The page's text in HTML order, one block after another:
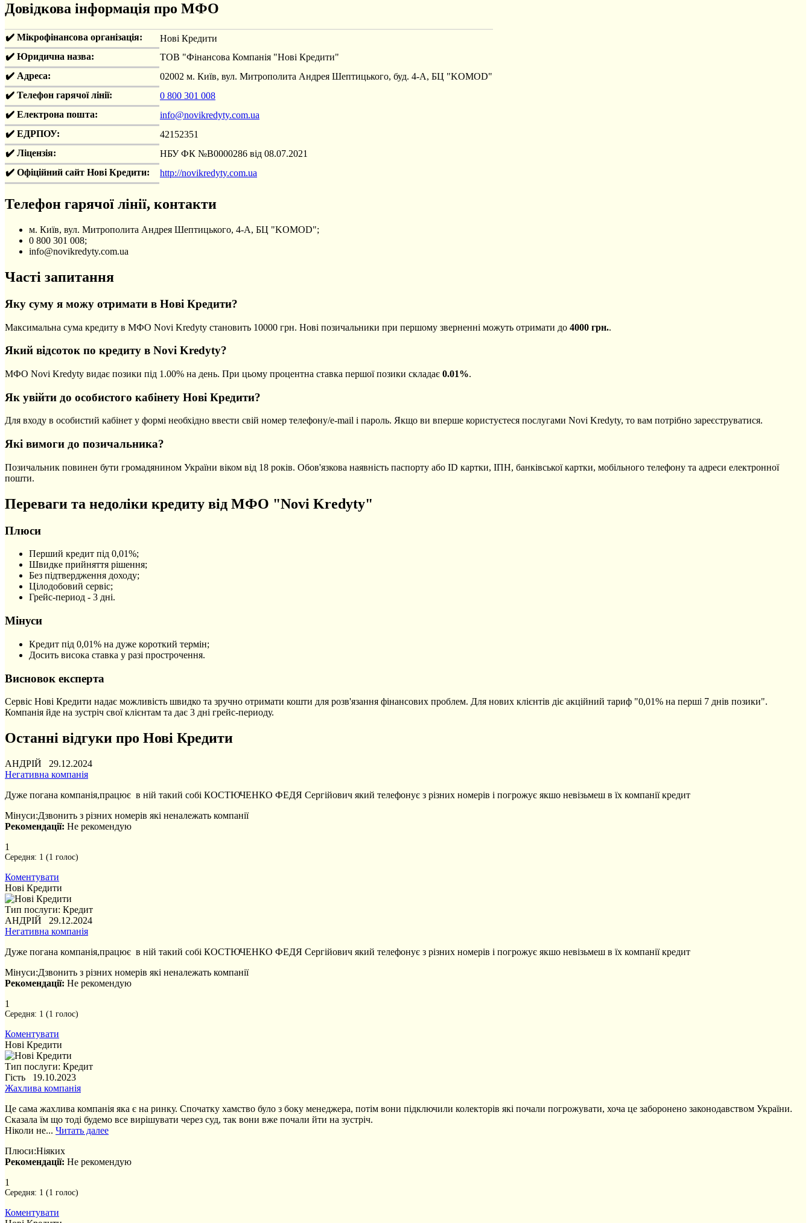
Довідкова інформація про МФО
✔️ Мікрофінансова організація:
Нові Кредити
✔️ Юридична назва:
ТОВ "Фінансова Компанія "Нові Кредити"
✔️ Адреса:
02002 м. Київ, вул. Митрополита Андрея Шептицького, буд. 4-А, БЦ "KOMOD"
✔️ Телефон гарячої лінії:
0 800 301 008
✔️ Електрона пошта:
info@novikredyty.com.ua
✔️ ЕДРПОУ:
42152351
✔️ Ліцензія:
НБУ ФК №В0000286 від 08.07.2021
✔️ Офіційний сайт Нові Кредити:
http://novikredyty.com.ua
Телефон гарячої лінії, контакти
м. Київ, вул. Митрополита Андрея Шептицького, 4-А, БЦ "KOMOD";
0 800 301 008;
info@novikredyty.com.ua
Часті запитання
Яку суму я можу отримати в Нові Кредити?
Максимальна сума кредиту в МФО Novi Kredyty становить 10000 грн. Нові позичальники при першому зверненні можуть отримати до 4000 грн..
Який відсоток по кредиту в Novi Kredyty?
МФО Novi Kredyty видає позики під 1.00% на день. При цьому процентна ставка першої позики складає 0.01%.
Як увійти до особистого кабінету Нові Кредити?
Для входу в особистий кабінет у формі необхідно ввести свій номер телефону/e-mail і пароль. Якщо ви вперше користуєтеся послугами Novi Kredyty, то вам потрібно зареєструватися.
Які вимоги до позичальника?
Позичальник повинен бути громадянином України віком від 18 років. Обов'язкова наявність паспорту або ID картки, ІПН, банківської картки, мобільного телефону та адреси електронної
пошти.
Переваги та недоліки кредиту від МФО "Novi Kredyty"
Плюси
Перший кредит під 0,01%;
Швидке прийняття рішення;
Без підтвердження доходу;
Цілодобовий сервіс;
Грейс-период - 3 дні.
Мінуси
Кредит під 0,01% на дуже короткий термін;
Досить висока ставка у разі прострочення.
Висновок експерта
Сервіс Нові Кредити надає можливість швидко та зручно отримати кошти для розв'язання фінансових проблем. Для нових клієнтів діє акційний тариф "0,01% на перші 7 днів позики".
Компанія йде на зустріч свої клієнтам та дає 3 дні грейс-периоду.
Останні відгуки про Нові Кредити
АНДРІЙ 29.12.2024
Негативна компанія
Дуже погана компанія,працює в ній такий собі КОСТЮЧЕНКО ФЕДЯ Сергійович який телефонує з різних номерів і погрожує якшо невізьмеш в їх компанії кредит
Мінуси:Дзвонить з різних номерів які неналежать компанії
Рекомендації: Не рекомендую
1
Середня: 1 (1 голос)
Коментувати
Нові Кредити
Тип послуги: Кредит
АНДРІЙ 29.12.2024
Негативна компанія
Дуже погана компанія,працює в ній такий собі КОСТЮЧЕНКО ФЕДЯ Сергійович який телефонує з різних номерів і погрожує якшо невізьмеш в їх компанії кредит
Мінуси:Дзвонить з різних номерів які неналежать компанії
Рекомендації: Не рекомендую
1
Середня: 1 (1 голос)
Коментувати
Нові Кредити
Тип послуги: Кредит
Гість 19.10.2023
Жахлива компанія
Це сама жахлива компанія яка є на ринку. Спочатку хамство було з боку менеджера, потім вони підключили колекторів які почали погрожувати, хоча це заборонено законодавством України.
Сказала їм що тоді будемо все вирішувати через суд, так вони вже почали йти на зустріч.
Ніколи не... Читать далее
Плюси:Ніяких
Рекомендації: Не рекомендую
1
Середня: 1 (1 голос)
Коментувати